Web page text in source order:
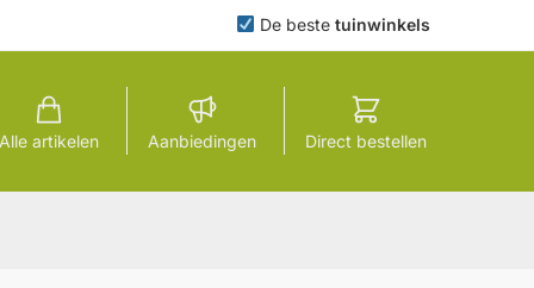
De beste tuinwinkels
Alle artikelen Aanbiedingen Direct bestellen